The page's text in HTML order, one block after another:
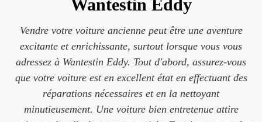
Wantestin Eddy
Vendre votre voiture ancienne peut être une aventure
excitante et enrichissante, surtout lorsque vous vous
adressez à Wantestin Eddy. Tout d'abord, assurez-vous
que votre voiture est en excellent état en effectuant des
réparations nécessaires et en la nettoyant
minutieusement. Une voiture bien entretenue attire